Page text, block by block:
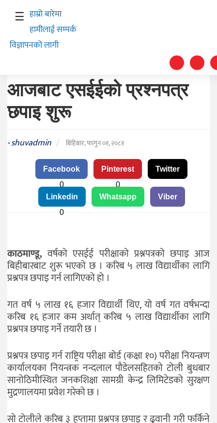
स्वास्थ्य
समाचार
दर्शन
/
संस्कृति
विचार
देश
☰ हाम्रो बारेमा
हामीलाई सम्पर्क
विज्ञापनको लागी
आजबाट एसईईको प्रश्नपत्र
छपाइ शुरू
-shuvadmin / बिहिबार, फागुन ०१, २०८१
Facebook
0
Pinterest
0
Twitter
Linkedin
0
Whatsapp Viber
काठमाण्डू, वर्षको एसईई परीक्षाको प्रश्नपत्रको छपाइ आज
बिहीबारबाट शुरू भएको छ । करिब ५ लाख विद्यार्थीका लागि
प्रश्नपत्र छपाइ गर्न लागिएको हो ।
गत वर्ष ५ लाख १६ हजार विद्यार्थी थिए, यो वर्ष गत वर्षभन्दा
करिब १६ हजार कम अर्थात् करिब ५ लाख विद्यार्थीका लागि
प्रश्नपत्र छपाइ गर्ने तयारी छ ।
प्रश्नपत्र छपाइ गर्न राष्ट्रिय परीक्षा बोर्ड (कक्षा १०) परीक्षा नियन्त्रण
कार्यालयका नियन्त्रक नन्दलाल पौडेलसहितको टोली बुधबार
सानोठिमीस्थित जनकशिक्षा सामग्री केन्द्र लिमिटेडको सुरक्षण
मुद्रणालयमा प्रवेश गरेको छ ।
सो टोलीले करिब ३ हप्तामा प्रश्नपत्र छपाइ र ढुवानी गरी फर्किने